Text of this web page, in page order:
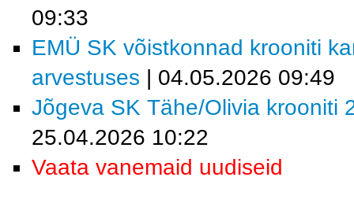
09:33
EMÜ SK võistkonnad krooniti
arvestuses | 04.05.2026 09:49
Jõgeva SK Tähe/Olivia krooniti
25.04.2026 10:22
Vaata vanemaid uudiseid